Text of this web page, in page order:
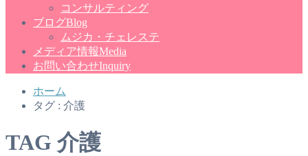
コンサルティング
ブログBlog
ムジカ・チェレステ
メディア情報Media
お問い合わせInquiry
ホーム
タグ : 介護
TAG 介護